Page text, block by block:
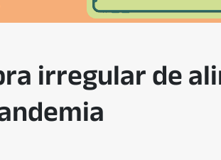
irregular de